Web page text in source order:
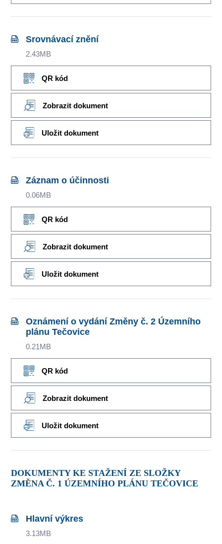
Srovnávací znění
2.43MB
QR kód
Zobrazit dokument
Uložit dokument
Záznam o účinnosti
0.06MB
QR kód
Zobrazit dokument
Uložit dokument
Oznámení o vydání Změny č. 2 Územního
plánu Tečovice
0.21MB
QR kód
Zobrazit dokument
Uložit dokument
DOKUMENTY KE STAŽENÍ ZE SLOŽKY
ZMĚNA Č. 1 ÚZEMNÍHO PLÁNU TEČOVICE
Hlavní výkres
3.13MB